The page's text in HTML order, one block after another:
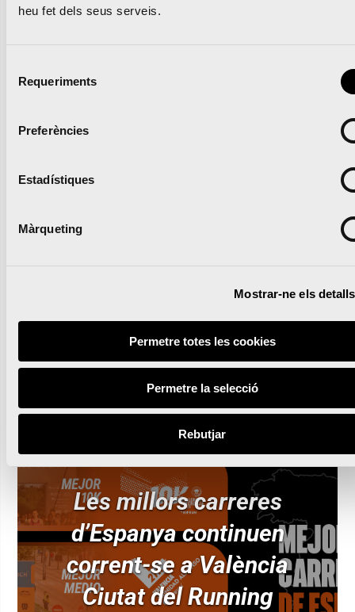
heu fet dels seus serveis.
Requeriments
Preferències
Estadístiques
Màrqueting
Mostrar-ne els detalls
Permetre totes les cookies
Permetre la selecció
Rebutjar
València renoven la pista
que s’obrirà a clubs de la
Lleguir notícia
Les millors carreres
d’Espanya continuen
corrent-se a València
Ciutat del Running